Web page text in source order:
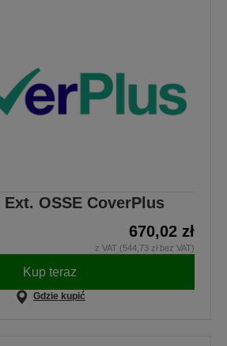
Ext. OSSE CoverPlus
670,02 zł
z VAT (544,73 zł bez VAT)
Kup teraz
Gdzie kupić